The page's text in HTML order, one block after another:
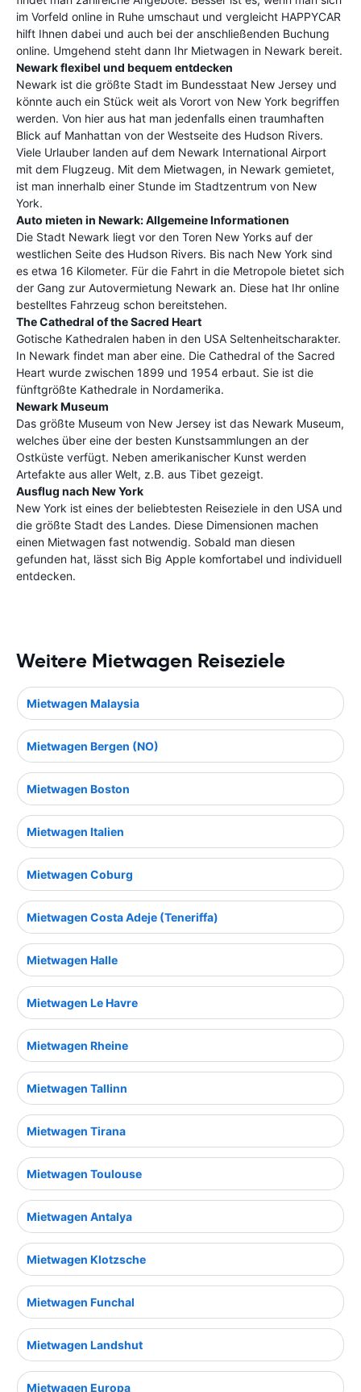
im Vorfeld online in Ruhe umschaut und vergleicht HAPPYCAR
hilft Ihnen dabei und auch bei der anschließenden Buchung
online. Umgehend steht dann Ihr Mietwagen in Newark bereit.
Newark flexibel und bequem entdecken
Newark ist die größte Stadt im Bundesstaat New Jersey und
könnte auch ein Stück weit als Vorort von New York begriffen
werden. Von hier aus hat man jedenfalls einen traumhaften
Blick auf Manhattan von der Westseite des Hudson Rivers.
Viele Urlauber landen auf dem Newark International Airport
mit dem Flugzeug. Mit dem Mietwagen, in Newark gemietet,
ist man innerhalb einer Stunde im Stadtzentrum von New
York.
Auto mieten in Newark: Allgemeine Informationen
Die Stadt Newark liegt vor den Toren New Yorks auf der
westlichen Seite des Hudson Rivers. Bis nach New York sind
es etwa 16 Kilometer. Für die Fahrt in die Metropole bietet sich
der Gang zur Autovermietung Newark an. Diese hat Ihr online
bestelltes Fahrzeug schon bereitstehen.
The Cathedral of the Sacred Heart
Gotische Kathedralen haben in den USA Seltenheitscharakter.
In Newark findet man aber eine. Die Cathedral of the Sacred
Heart wurde zwischen 1899 und 1954 erbaut. Sie ist die
fünftgrößte Kathedrale in Nordamerika.
Newark Museum
Das größte Museum von New Jersey ist das Newark Museum,
welches über eine der besten Kunstsammlungen an der
Ostküste verfügt. Neben amerikanischer Kunst werden
Artefakte aus aller Welt, z.B. aus Tibet gezeigt.
Ausflug nach New York
New York ist eines der beliebtesten Reiseziele in den USA und
die größte Stadt des Landes. Diese Dimensionen machen
einen Mietwagen fast notwendig. Sobald man diesen
gefunden hat, lässt sich Big Apple komfortabel und individuell
entdecken.
Weitere Mietwagen Reiseziele
Mietwagen Malaysia
Mietwagen Bergen (NO)
Mietwagen Boston
Mietwagen Italien
Mietwagen Coburg
Mietwagen Costa Adeje (Teneriffa)
Mietwagen Halle
Mietwagen Le Havre
Mietwagen Rheine
Mietwagen Tallinn
Mietwagen Tirana
Mietwagen Toulouse
Mietwagen Antalya
Mietwagen Klotzsche
Mietwagen Funchal
Mietwagen Landshut
Mietwagen Europa